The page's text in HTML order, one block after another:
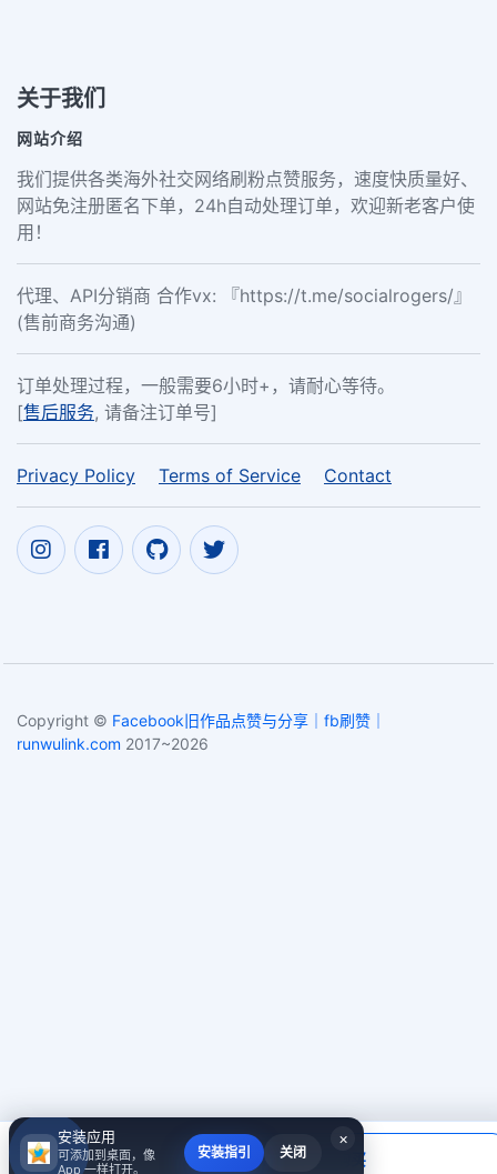
当前应付
￥0.00 填写账号后购买
关于我们
网站介绍
我们提供各类海外社交网络刷粉点赞服务，速度快质量好、
网站免注册匿名下单，24h自动处理订单，欢迎新老客户使
用！
代理、API分销商 合作vx: 『https://t.me/socialrogers/』
(售前商务沟通)
订单处理过程，一般需要6小时+，请耐心等待。
[售后服务, 请备注订单号]
Privacy Policy Terms of Service Contact
Copyright © Facebook旧作品点赞与分享｜fb刷赞｜
runwulink.com 2017~2026
×
安装应用
可添加到桌面，像
App 一样打开。
安装指引 关闭